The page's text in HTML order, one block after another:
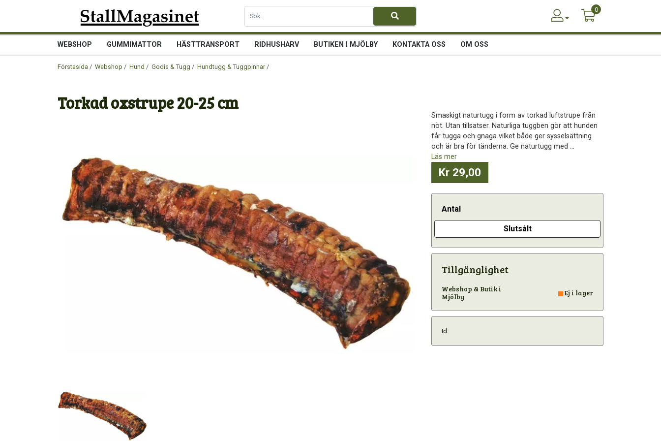
0
WEBSHOP GUMMIMATTOR HÄSTTRANSPORT RIDHUSHARV BUTIKEN I MJÖLBY KONTAKTA OSS OM OSS
Förstasida / Webshop / Hund / Godis & Tugg / Hundtugg & Tuggpinnar/ Torkad oxstrupe 20-25 cm
Torkad oxstrupe 20-25 cm
Smaskigt naturtugg i form av torkad luftstrupe från
nöt. Utan tillsatser. Naturliga tuggben gör att hunden
får tugga och gnaga vilket både ger sysselsättning
och är bra för tänderna. Ge naturtugg med ...
Läs mer
Kr 29,00
Antal
Slutsålt
Tillgänglighet
Webshop & Butik i
Mjölby
Ej i lager
Id: